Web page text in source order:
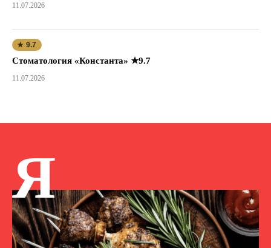
11.07.2026
★ 9.7
Стоматология «Константа» ★9.7
11.07.2026
Я